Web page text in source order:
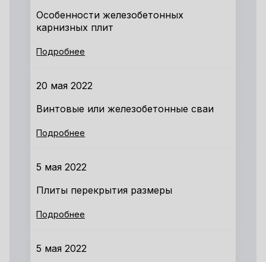
Особенности железобетонных
карнизных плит
Подробнее
20 мая 2022
Винтовые или железобетонные сваи
Подробнее
5 мая 2022
Плиты перекрытия размеры
Подробнее
5 мая 2022